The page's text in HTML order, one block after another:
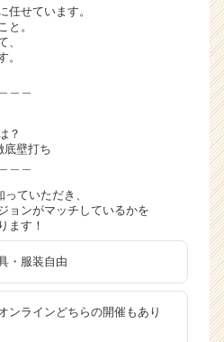
任せています。
と。
、
。
？
底壁打ち
ていただき、
ョンがマッチしているかを
ます！
・服装自由
ンラインどちらの開催もあり